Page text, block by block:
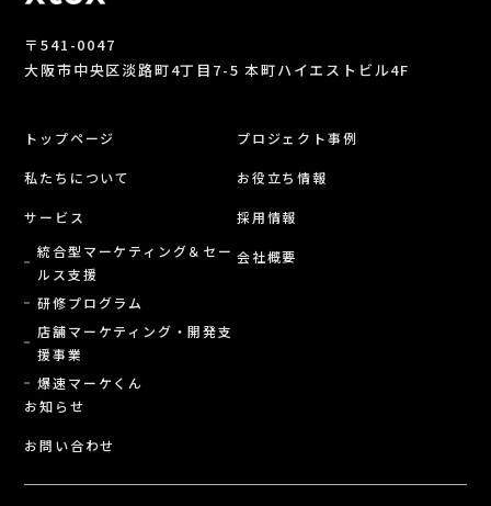
〒541-0047
大阪市中央区淡路町4丁目7-5 本町ハイエストビル4F
トップページ
私たちについて
サービス
統合型マーケティング＆セー
ルス支援
研修プログラム
店舗マーケティング・開発支
援事業
爆速マーケくん
プロジェクト事例
お役立ち情報
採用情報
会社概要
お知らせ
お問い合わせ